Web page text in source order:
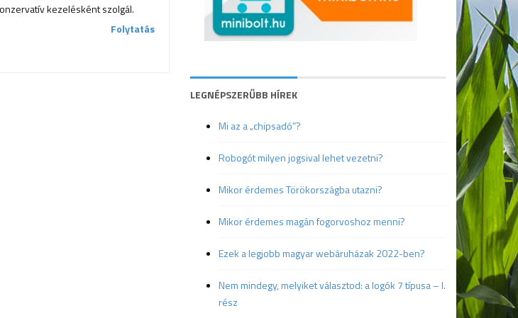
kezelésként szolgál.
Folytatás
LEGNÉPSZERŰBB HÍREK
Mi az a „chipsadó”?
Robogót milyen jogsival lehet vezetni?
Mikor érdemes Törökországba utazni?
Mikor érdemes magán fogorvoshoz menni?
Ezek a legjobb magyar webáruházak 2022-ben?
Nem mindegy, melyiket választod: a logók 7 típusa – I.
rész